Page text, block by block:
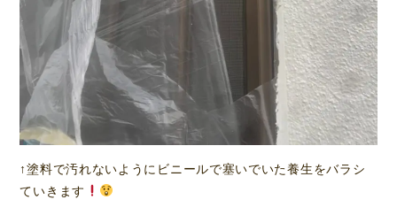
↑塗料で汚れないようにビニールで塞いでいた養生をバラシ
ていきます